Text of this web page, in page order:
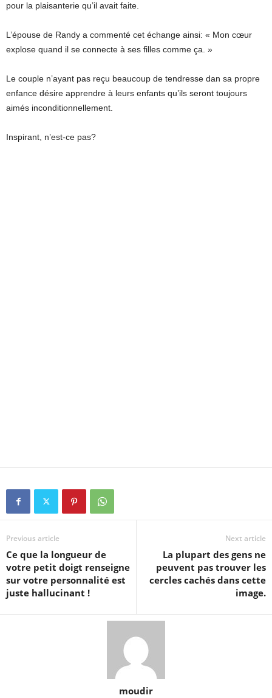
pour la plaisanterie qu’il avait faite.
L’épouse de Randy a commenté cet échange ainsi: « Mon cœur
explose quand il se connecte à ses filles comme ça. »
Le couple n’ayant pas reçu beaucoup de tendresse dan sa propre
enfance désire apprendre à leurs enfants qu’ils seront toujours
aimés inconditionnellement.
Inspirant, n’est-ce pas?
Previous article
Ce que la longueur de
votre petit doigt renseigne
sur votre personnalité est
juste hallucinant !
Next article
La plupart des gens ne
peuvent pas trouver les
cercles cachés dans cette
image.
moudir